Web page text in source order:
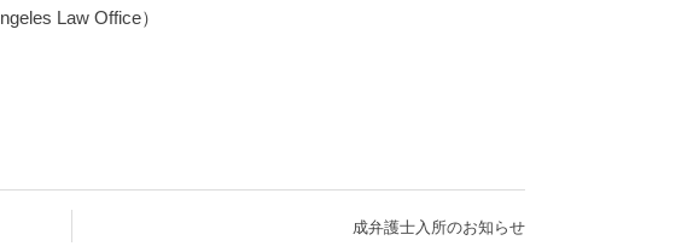
Law Office）
成弁護士入所のお知らせ